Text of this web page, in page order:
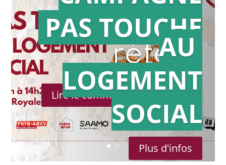
Action en
référé
Lire le communiqué de presse
PAS TOUCHE
AU
LOGEMENT
SOCIAL
Plus d'infos